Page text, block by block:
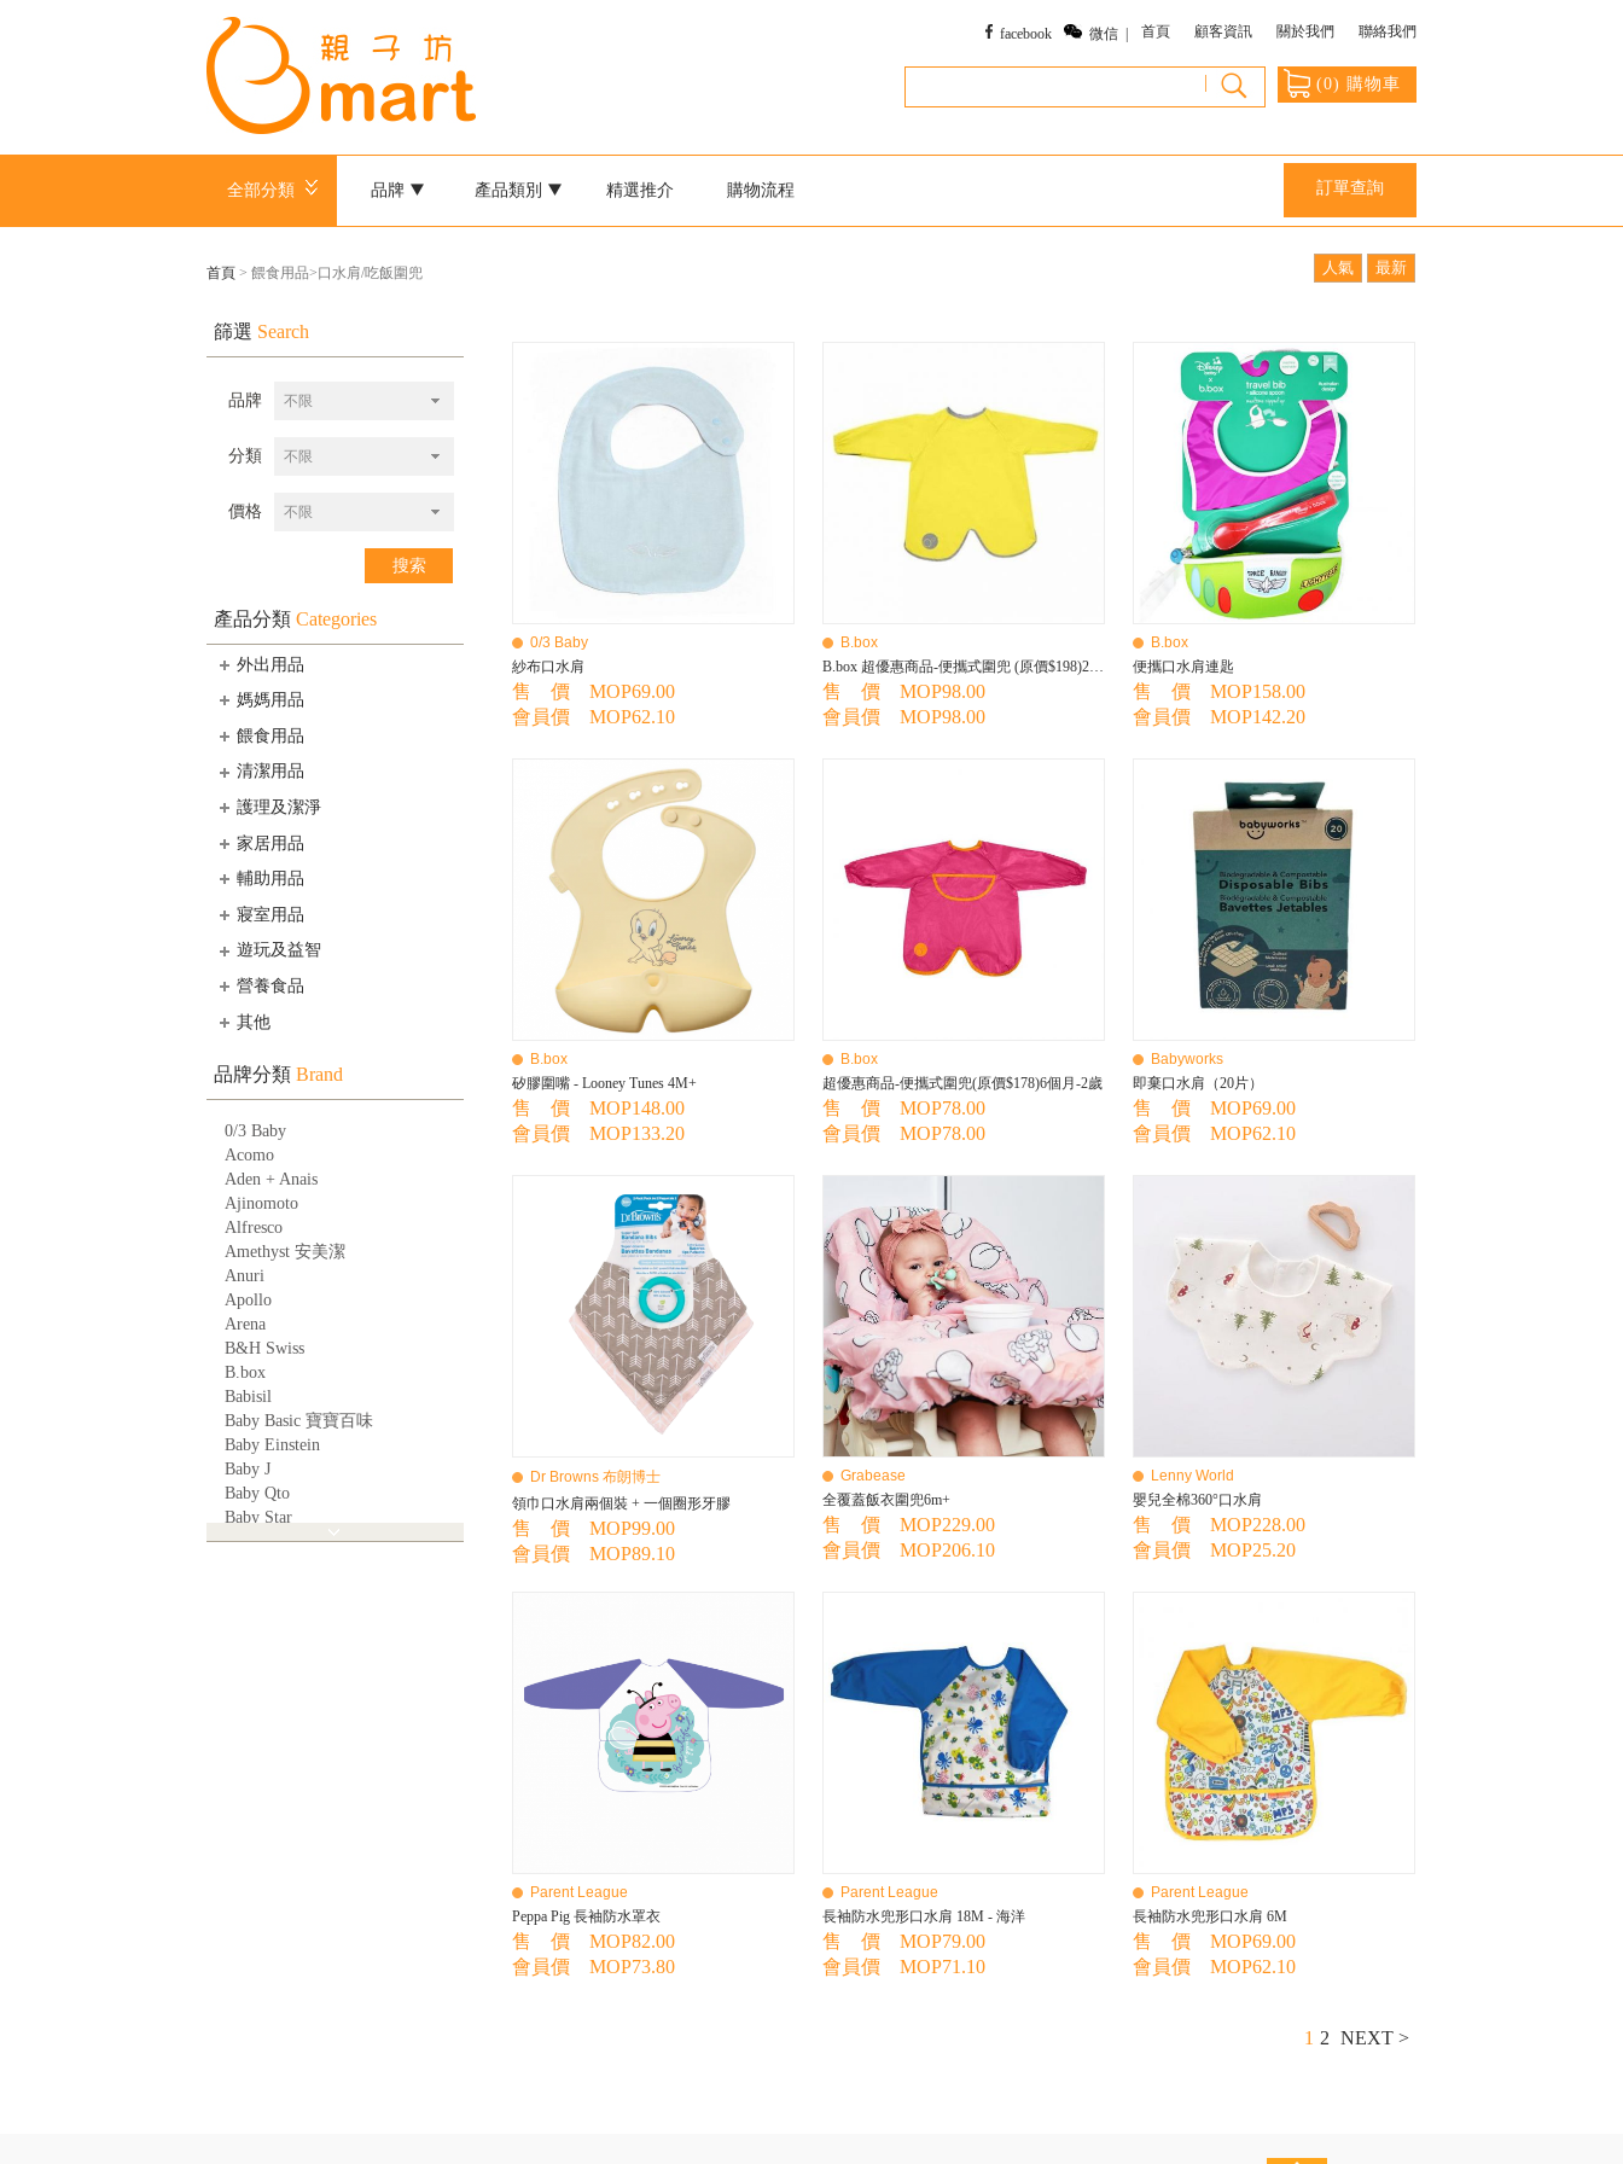
facebook 微信 | 首頁 顧客資訊 關於我們 聯絡我們
(0) 購物車
|
全部分類 品牌 產品類別 精選推介 購物流程 訂單查詢
首頁 > 餵食用品>口水肩/吃飯圍兜
篩選 Search
品牌 不限
分類 不限
價格 不限
產品分類 Categories
外出用品
媽媽用品
餵食用品
清潔用品
護理及潔淨
家居用品
輔助用品
寢室用品
遊玩及益智
營養食品
其他
品牌分類 Brand
0/3 Baby
Acomo
Aden + Anais
Ajinomoto
Alfresco
Amethyst 安美潔
Anuri
Apollo
Arena
B&H Swiss
B.box
Babisil
Baby Basic 寶寶百味
Baby Einstein
Baby J
Baby Qto
Baby Star
BabyBest
0/3 Baby
紗布口水肩
售 價 MOP69.00
會員價 MOP62.10
B.box
B.box 超優惠商品-便攜式圍兜 (原價$198)2歲-4歲
售 價 MOP98.00
會員價 MOP98.00
B.box
便攜口水肩連匙
售 價 MOP158.00
會員價 MOP142.20
B.box
矽膠圍嘴 - Looney Tunes 4M+
售 價 MOP148.00
會員價 MOP133.20
B.box
超優惠商品-便攜式圍兜(原價$178)6個月-2歲
售 價 MOP78.00
會員價 MOP78.00
Babyworks
即棄口水肩（20片）
售 價 MOP69.00
會員價 MOP62.10
Dr Browns 布朗博士
領巾口水肩兩個裝 + 一個圈形牙膠
售 價 MOP99.00
會員價 MOP89.10
Grabease
全覆蓋飯衣圍兜6m+
售 價 MOP229.00
會員價 MOP206.10
Lenny World
嬰兒全棉360°口水肩
售 價 MOP228.00
會員價 MOP25.20
Parent League
Peppa Pig 長袖防水罩衣
售 價 MOP82.00
會員價 MOP73.80
Parent League
長袖防水兜形口水肩 18M - 海洋
售 價 MOP79.00
會員價 MOP71.10
Parent League
長袖防水兜形口水肩 6M
售 價 MOP69.00
會員價 MOP62.10
1 2 NEXT >